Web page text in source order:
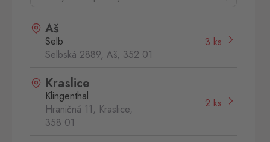
Aš
Selb
Selbská 2889, Aš, 352 01
3 ks
Kraslice
Klingenthal
Hraničná 11, Kraslice,
358 01
2 ks